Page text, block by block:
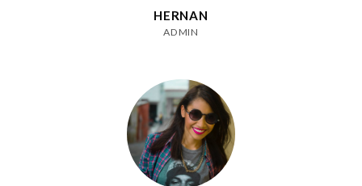
HERNAN
ADMIN